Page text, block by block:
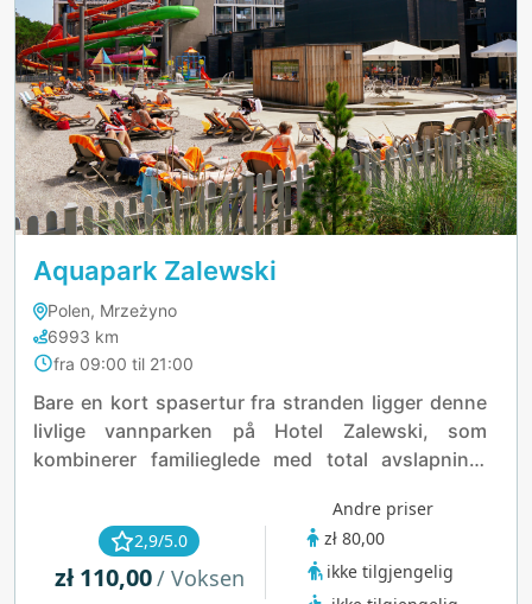
Aquapark Zalewski
Polen, Mrzeżyno
6993 km
fra 09:00 til 21:00
Bare en kort spasertur fra stranden ligger denne
livlige vannparken på Hotel Zalewski, som
kombinerer familieglede med total avslapning.
våg deg på den ville elven, eller slapp av i
tematiske boblebad og badstuer. Barna vil elske
lekeområdet med piratskip og sjødyr, mens
2,9/5.0
zł 110,00/ Voksen
Andre priser
zł 80,00
ikke tilgjengelig